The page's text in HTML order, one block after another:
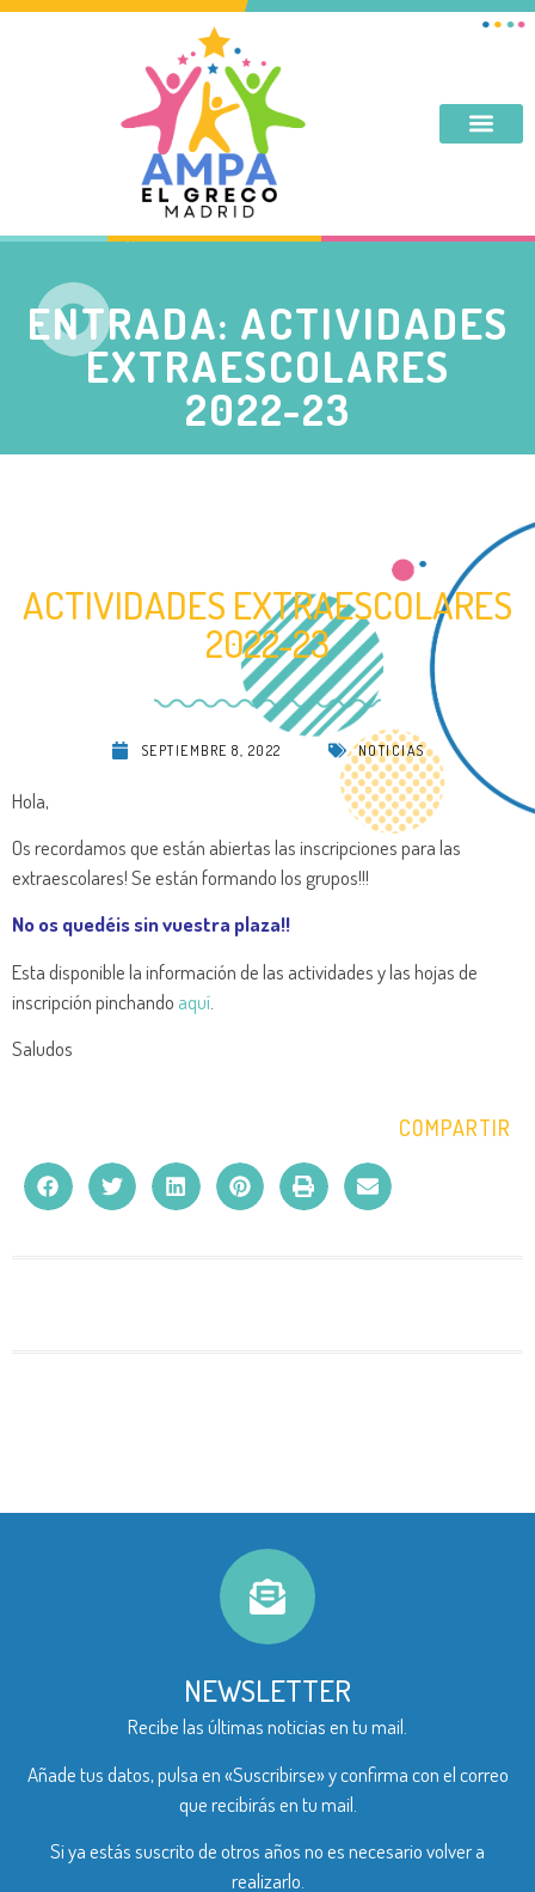
ENTRADA: ACTIVIDADES
EXTRAESCOLARES
2022-23
ACTIVIDADES EXTRAESCOLARES
2022-23
SEPTIEMBRE 8, 2022 NOTICIAS
Hola,
Os recordamos que están abiertas las inscripciones para las
extraescolares! Se están formando los grupos!!!
No os quedéis sin vuestra plaza!!
Esta disponible la información de las actividades y las hojas de
inscripción pinchando aquí
Saludos
COMPARTIR
NEWSLETTER
Recibe las últimas noticias en tu mail.
Añade tus datos, pulsa en «Suscribirse» y confirma con el correo
que recibirás en tu mail.
Si ya estás suscrito de otros años no es necesario volver a
realizarlo.